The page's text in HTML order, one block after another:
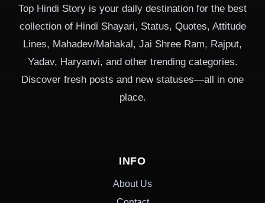
Top Hindi Story is your daily destination for the best
collection of Hindi Shayari, Status, Quotes, Attitude
Lines, Mahadev/Mahakal, Jai Shree Ram, Rajput,
Yadav, Haryanvi, and other trending categories.
Discover fresh posts and new statuses—all in one
place.
INFO
About Us